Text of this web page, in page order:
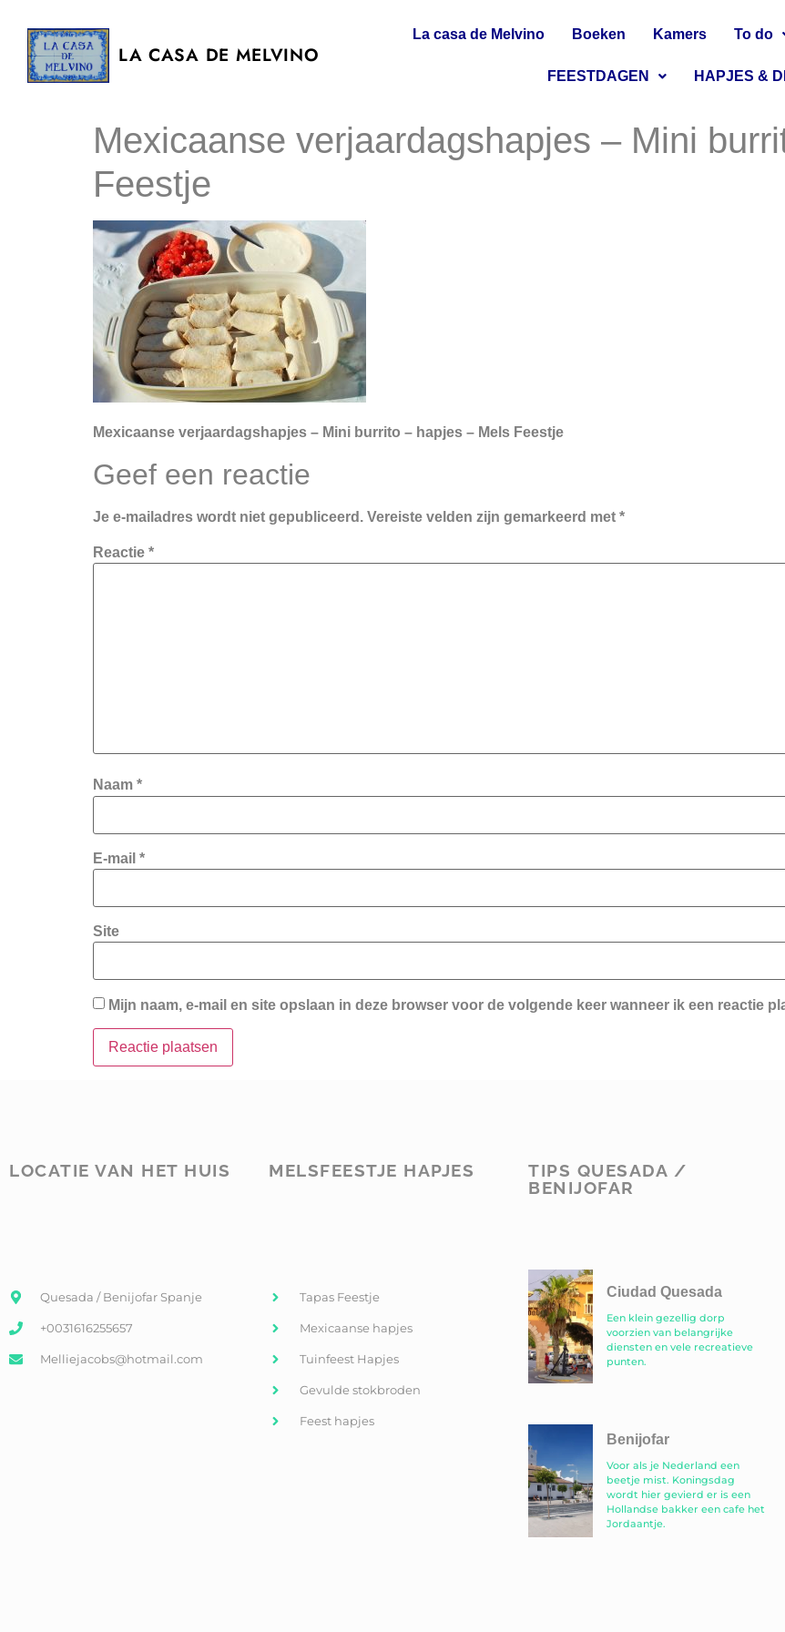
LA CASA DE MELVINO
La casa de Melvino Boeken Kamers To do
FEESTDAGEN HAPJES &
Mexicaanse verjaardagshapjes – Mini
Feestje
Mexicaanse verjaardagshapjes – Mini burrito – hapjes – Mels Feestje
Geef een reactie
Je e-mailadres wordt niet gepubliceerd. Vereiste velden zijn gemarkeerd met *
Reactie *
Naam *
E-mail *
Site
Mijn naam, e-mail en site opslaan in deze browser voor de volgende keer wanneer ik een reactie
LOCATIE VAN HET HUIS
Quesada / Benijofar Spanje
+0031616255657
Melliejacobs@hotmail.com
MELSFEESTJE HAPJES
Tapas Feestje
Mexicaanse hapjes
Tuinfeest Hapjes
Gevulde stokbroden
Feest hapjes
TIPS QUESADA /
BENIJOFAR
Ciudad Quesada
Een klein gezellig dorp
voorzien van belangrijke
diensten en vele recreatieve
punten.
Benijofar
Voor als je Nederland een
beetje mist. Koningsdag
wordt hier gevierd er is een
Hollandse bakker een cafe het
Jordaantje.